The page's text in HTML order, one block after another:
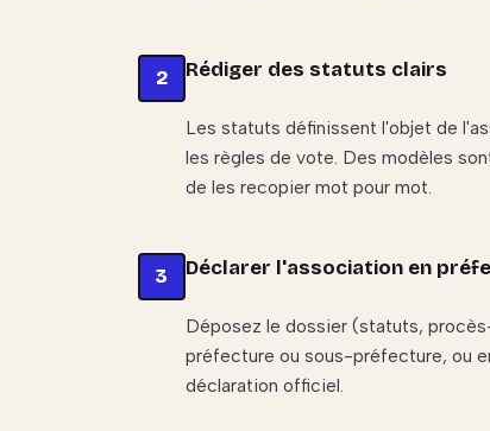
Rédiger des statuts clairs
Les statuts définissent l'objet de
les règles de vote. Des modèles
de les recopier mot pour mot.
Déclarer l'association en
Déposez le dossier (statuts,
préfecture ou sous-préfecture, ou
déclaration officiel.